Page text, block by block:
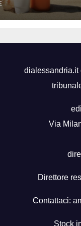
dialessandria.it
Via
Direttore
Contattaci:
Stock